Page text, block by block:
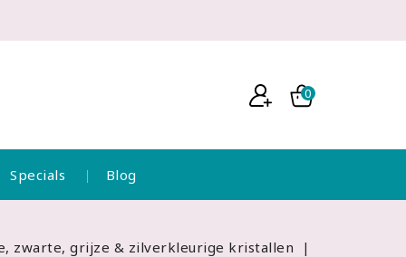
0
Specials Blog
zwarte, grijze & zilverkleurige kristallen